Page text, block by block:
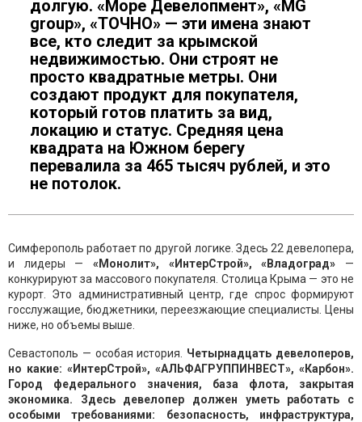
долгую. «Море Девелопмент», «MG
group», «ТОЧНО» — эти имена знают
все, кто следит за крымской
недвижимостью. Они строят не
просто квадратные метры. Они
создают продукт для покупателя,
который готов платить за вид,
локацию и статус. Средняя цена
квадрата на Южном берегу
перевалила за 465 тысяч рублей, и это
не потолок.
Симферополь работает по другой логике. Здесь 22 девелопера,
и лидеры — «Монолит», «ИнтерСтрой», «Владоград» —
конкурируют за массового покупателя. Столица Крыма — это не
курорт. Это административный центр, где спрос формируют
госслужащие, бюджетники, переезжающие специалисты. Цены
ниже, но объемы выше.
Севастополь — особая история. Четырнадцать девелоперов,
но какие: «ИнтерСтрой», «АЛЬФАГРУППИНВЕСТ», «Карбон».
Город федерального значения, база флота, закрытая
экономика. Здесь девелопер должен уметь работать с
особыми требованиями: безопасность, инфраструктура,